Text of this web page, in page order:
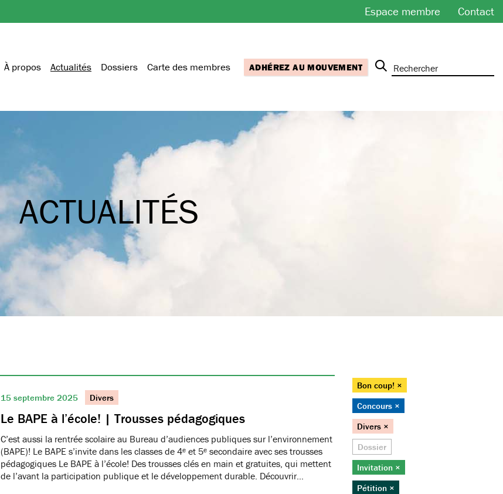
Espace membre Contact
À propos Actualités Dossiers Carte des membres ADHÉREZ AU MOUVEMENT
ACTUALITÉS
15 septembre 2025 Divers
Le BAPE à l’école! | Trousses pédagogiques
C’est aussi la rentrée scolaire au Bureau d’audiences publiques sur l’environnement
(BAPE)! Le BAPE s’invite dans les classes de 4ᵉ et 5ᵉ secondaire avec ses trousses
pédagogiques Le BAPE à l’école! Des trousses clés en main et gratuites, qui mettent
de l’avant la participation publique et le développement durable. Découvrir…
Bon coup! ×
Concours ×
Divers ×
Dossier
Invitation ×
Pétition ×